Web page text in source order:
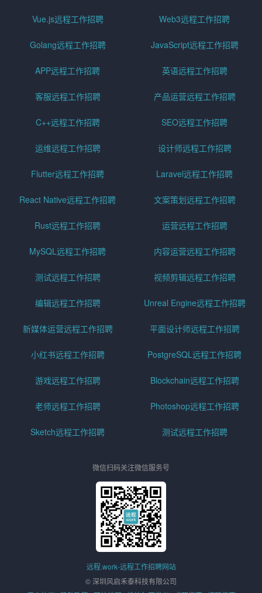
Vue.js远程工作招聘 Web3远程工作招聘
Golang远程工作招聘 JavaScript远程工作招聘
APP远程工作招聘 英语远程工作招聘
客服远程工作招聘 产品运营远程工作招聘
C++远程工作招聘 SEO远程工作招聘
运维远程工作招聘 设计师远程工作招聘
Flutter远程工作招聘 Laravel远程工作招聘
React Native远程工作招聘 文案策划远程工作招聘
Rust远程工作招聘 运营远程工作招聘
MySQL远程工作招聘 内容运营远程工作招聘
测试远程工作招聘 视频剪辑远程工作招聘
编辑远程工作招聘 Unreal Engine远程工作招聘
新媒体运营远程工作招聘 平面设计师远程工作招聘
小红书远程工作招聘 PostgreSQL远程工作招聘
游戏远程工作招聘 Blockchain远程工作招聘
老师远程工作招聘 Photoshop远程工作招聘
Sketch远程工作招聘 测试远程工作招聘
微信扫码关注微信服务号
远程.work-远程工作招聘网站
© 深圳风启禾泰科技有限公司